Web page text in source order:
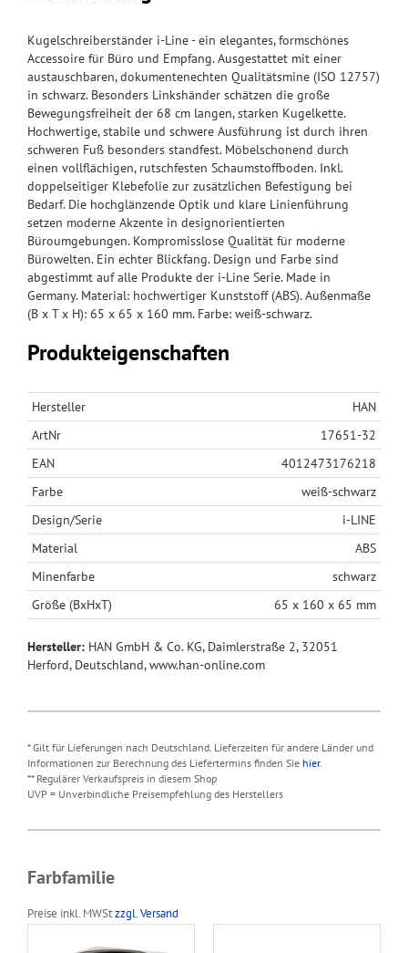
Kugelschreiberständer i-Line - ein elegantes, formschönes
Accessoire für Büro und Empfang. Ausgestattet mit einer
austauschbaren, dokumentenechten Qualitätsmine (ISO 12757)
in schwarz. Besonders Linkshänder schätzen die große
Bewegungsfreiheit der 68 cm langen, starken Kugelkette.
Hochwertige, stabile und schwere Ausführung ist durch ihren
schweren Fuß besonders standfest. Möbelschonend durch
einen vollflächigen, rutschfesten Schaumstoffboden. Inkl.
doppelseitiger Klebefolie zur zusätzlichen Befestigung bei
Bedarf. Die hochglänzende Optik und klare Linienführung
setzen moderne Akzente in designorientierten
Büroumgebungen. Kompromisslose Qualität für moderne
Bürowelten. Ein echter Blickfang. Design und Farbe sind
abgestimmt auf alle Produkte der i-Line Serie. Made in
Germany. Material: hochwertiger Kunststoff (ABS). Außenmaße
(B x T x H): 65 x 65 x 160 mm. Farbe: weiß-schwarz.
Produkteigenschaften
Hersteller
HAN
ArtNr
17651-32
EAN
4012473176218
Farbe
weiß-schwarz
Design/Serie
i-LINE
Material
ABS
Minenfarbe
schwarz
Größe (BxHxT)
65 x 160 x 65 mm
Hersteller: HAN GmbH & Co. KG, Daimlerstraße 2, 32051
Herford, Deutschland, www.han-online.com
* Gilt für Lieferungen nach Deutschland. Lieferzeiten für andere Länder und
Informationen zur Berechnung des Liefertermins finden Sie hier.
** Regulärer Verkaufspreis in diesem Shop
UVP = Unverbindliche Preisempfehlung des Herstellers
Farbfamilie
Preise inkl. MWStzzgl. Versand